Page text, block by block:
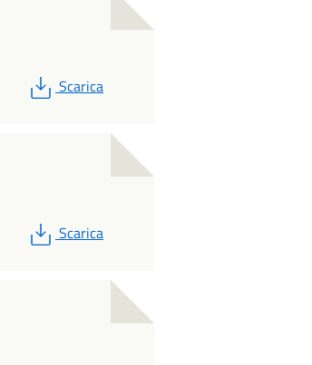
PDF
Scarica
PDF
Scarica